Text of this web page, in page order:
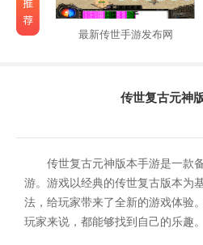
最新传世手游发布网
传世复古元神
传世复古元神版本手游是一款
游。游戏以经典的传世复古版本为
法，给玩家带来了全新的游戏体验
玩家来说，都能够找到自己的乐趣。